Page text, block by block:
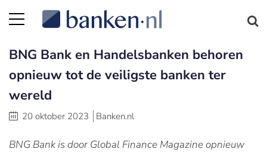
BNG Bank en Handelsbanken behoren
opnieuw tot de veiligste banken ter
wereld
20 oktober 2023 Banken.nl
BNG Bank is door Global Finance Magazine opnieuw